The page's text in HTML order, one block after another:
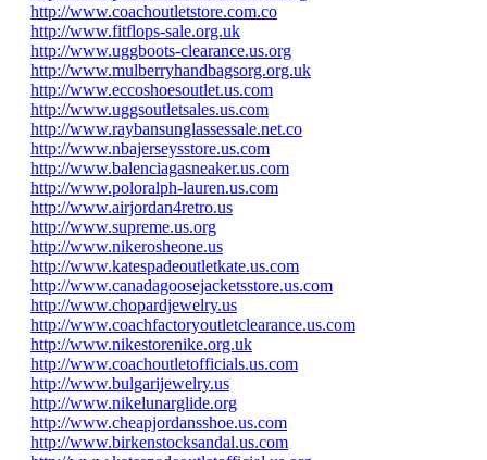
http://www.coachoutletstore.com.co
http://www.fitflops-sale.org.uk
http://www.uggboots-clearance.us.org
http://www.mulberryhandbagsorg.org.uk
http://www.eccoshoesoutlet.us.com
http://www.uggsoutletsales.us.com
http://www.raybansunglassessale.net.co
http://www.nbajerseysstore.us.com
http://www.balenciagasneaker.us.com
http://www.poloralph-lauren.us.com
http://www.airjordan4retro.us
http://www.supreme.us.org
http://www.nikerosheone.us
http://www.katespadeoutletkate.us.com
http://www.canadagoosejacketsstore.us.com
http://www.chopardjewelry.us
http://www.coachfactoryoutletclearance.us.com
http://www.nikestorenike.org.uk
http://www.coachoutletofficials.us.com
http://www.bulgarijewelry.us
http://www.nikelunarglide.org
http://www.cheapjordansshoe.us.com
http://www.birkenstocksandal.us.com